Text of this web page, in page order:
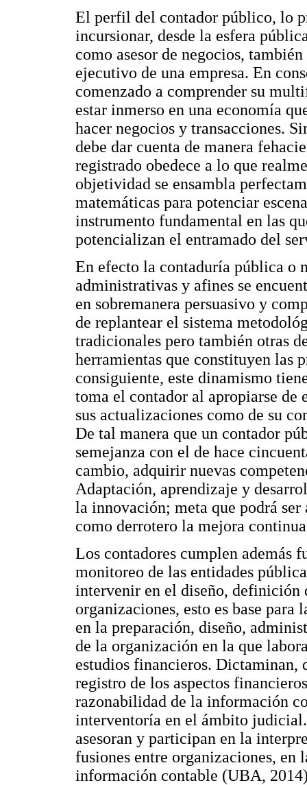
El perfil del contador público, lo
incursionar, desde la esfera
como asesor de negocios,
ejecutivo de una empresa. En
comenzado a comprender su
estar inmerso en una economía
hacer negocios y transacciones.
debe dar cuenta de manera
registrado obedece a lo que
objetividad se ensambla
matemáticas para potenciar
instrumento fundamental en las
potencializan el entramado del
En efecto la contaduría pública o
administrativas y afines se
en sobremanera persuasivo y
de replantear el sistema
tradicionales pero también otras
herramientas que constituyen las
consiguiente, este dinamismo
toma el contador al apropiarse de
sus actualizaciones como de su
De tal manera que un contador
semejanza con el de hace
cambio, adquirir nuevas
Adaptación, aprendizaje y
la innovación; meta que podrá ser
como derrotero la mejora
Los contadores cumplen además
monitoreo de las entidades
intervenir en el diseño, definición
organizaciones, esto es base
en la preparación, diseño,
de la organización en la que
estudios financieros.
registro de los aspectos
razonabilidad de la información
interventoría en el ámbito
asesoran y participan en la
fusiones entre organizaciones,
información contable (UBA,